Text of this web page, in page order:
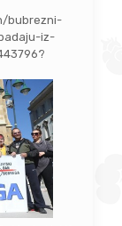
bubrezni-
iz-